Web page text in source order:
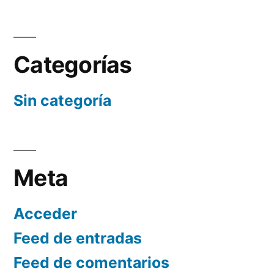
Categorías
Sin categoría
Meta
Acceder
Feed de entradas
Feed de comentarios